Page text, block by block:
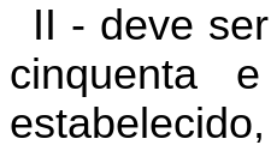
II - deve
cinquenta